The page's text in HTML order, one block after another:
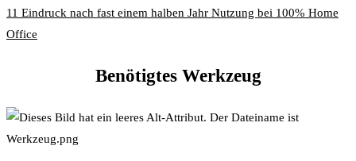
11 Eindruck nach fast einem halben Jahr Nutzung bei 100% Home
Office
Benötigtes Werkzeug